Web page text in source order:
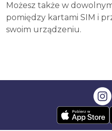
Możesz także w
pomiędzy kartami SIM i
swoim urządzeniu.